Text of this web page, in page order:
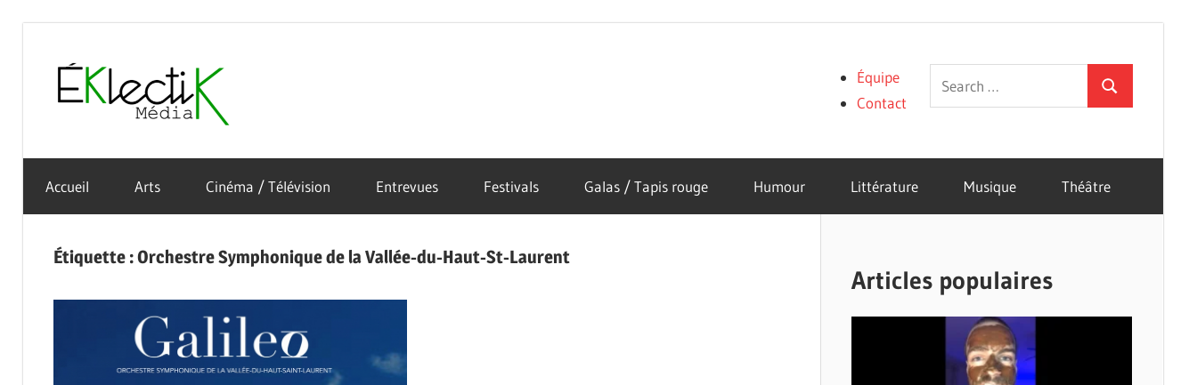
content
Média
culture
sous
toutes
formes
Search
for:
Search
Équipe
Contact
Accueil Arts Cinéma / Télévision Entrevues Festivals Galas / Tapis rouge Humour Littérature Musique Théâtre
Étiquette :Orchestre Symphonique de la Vallée-du-Haut-St-Laurent
Articles populaires